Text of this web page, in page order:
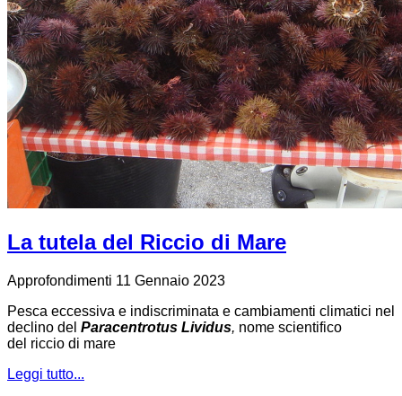
La tutela del Riccio di Mare
Approfondimenti 11 Gennaio 2023
Pesca eccessiva e indiscriminata e cambiamenti climatici nel
declino del Paracentrotus Lividus, nome scientifico
del riccio di mare
Leggi tutto...